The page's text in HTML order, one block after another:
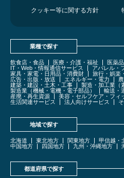
クッキー等に関する方針
業種で探す
飲食店・食品 医療・介護・福祉 医薬
IT・Web・情報通信サービス
アパレル・
家具・家電・日用品・消費財
旅行・娯楽
広告・出版・放送
エネルギー・電力
建築・建設・土木・工事
製造・加工業（
製造業（機械・電機・電子部品）
輸送・
産廃・再生資源
美容・セルフケア・フィ
生活関連サービス
法人向けサービス
地域で探す
北海道 東北地方 関東地方 甲信越・
中国地方
四国地方 九州・沖縄地方
都道府県で探す